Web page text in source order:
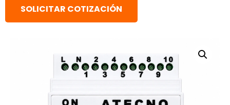
SOLICITAR COTIZACIÓN